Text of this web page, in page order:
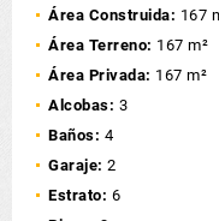
Área Construida: 167
Área Terreno: 167 m²
Área Privada: 167 m²
Alcobas: 3
Baños: 4
Garaje: 2
Estrato: 6